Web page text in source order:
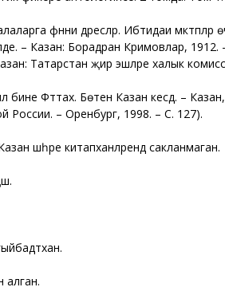
фәнни дәресләр. Ибтидаи
– Казан: Борадәран Кәримовлар,
Татарстан җир эшләре халык
бине Фәттах. Бөтен Казан кесәдә. –
России. – Оренбург, 1998. – С. 127).
шәһәре китапханәләрендә сакланмаган.
алган.